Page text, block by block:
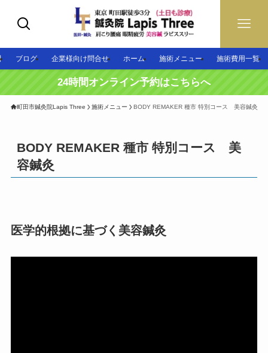
ブログ 企業様向け問合せ ホーム 施術メニュー 施術費用一覧
24時間オンライン予約はこちらへ
町田市鍼灸院Lapis Three 施術メニュー BODY REMAKER 種市 特別コース 美容鍼灸
BODY REMAKER 種市 特別コース 美
容鍼灸
医学的根拠に基づく美容鍼灸